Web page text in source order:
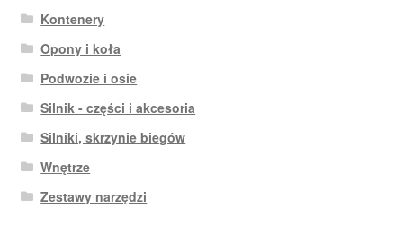
Kontenery
Opony i koła
Podwozie i osie
Silnik - części i akcesoria
Silniki, skrzynie biegów
Wnętrze
Zestawy narzędzi